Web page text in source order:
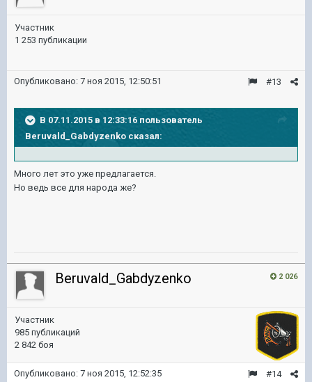
Участник
1 253 публикации
#13
Опубликовано: 7 ноя 2015, 12:50:51
В 07.11.2015 в 12:33:16 пользователь
Beruvald_Gabdyzenko сказал:
Много лет это уже предлагается.
Но ведь все для народа же?
2 026
Beruvald_Gabdyzenko
Участник
985 публикаций
2 842 боя
#14
Опубликовано: 7 ноя 2015, 12:52:35